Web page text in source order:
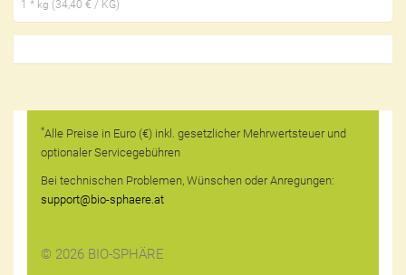
1 * kg (34,40 € / KG)
*Alle Preise in Euro (€) inkl. gesetzlicher Mehrwertsteuer und
optionaler Servicegebühren
Bei technischen Problemen, Wünschen oder Anregungen:
support@bio-sphaere.at
© 2026 BIO-SPHÄRE